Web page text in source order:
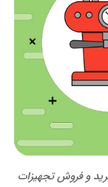
و فروش تجهیزات